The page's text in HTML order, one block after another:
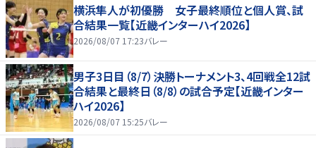
横浜隼人が初優勝 女子最終順位と個人賞、試
合結果一覧【近畿インターハイ2026】
2026/08/07 17:23バレー
男子3日目（8/7）決勝トーナメント3、4回戦全12試
合結果と最終日（8/8）の試合予定【近畿インター
ハイ2026】
2026/08/07 15:25バレー